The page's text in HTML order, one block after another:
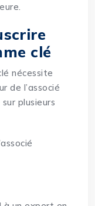
clé
nécessite
de l’associé
plusieurs